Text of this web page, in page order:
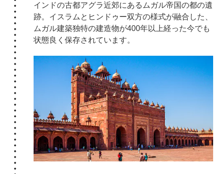
インドの古都アグラ近郊にあるムガル帝国の都の遺
跡。イスラムとヒンドゥー双方の様式が融合した、
ムガル建築独特の建造物が400年以上経った今でも
状態良く保存されています。